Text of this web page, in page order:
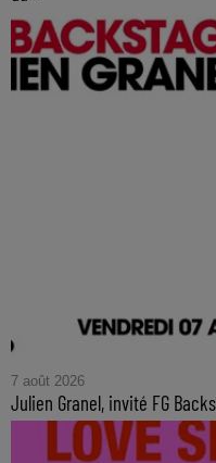
7 août 2026
Julien Granel, invité FG